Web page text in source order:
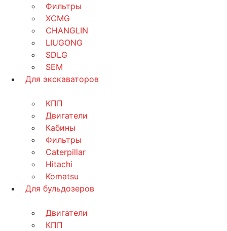
Фильтры
XCMG
CHANGLIN
LIUGONG
SDLG
SEM
Для экскаваторов
КПП
Двигатели
Кабины
Фильтры
Caterpillar
Hitachi
Komatsu
Для бульдозеров
Двигатели
КПП